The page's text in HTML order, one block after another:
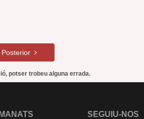
Posterior
potser trobeu alguna errada.
SEGUIU-NOS